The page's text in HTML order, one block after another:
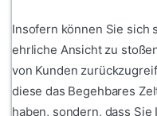
Insofern können Sie sich
ehrliche Ansicht zu
von Kunden
diese das Begehbares
haben, sondern, dass